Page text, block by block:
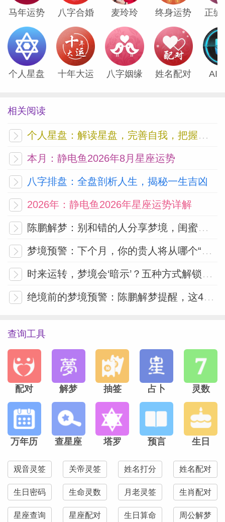
马年运势 八字合婚 麦玲玲 终身运势 正缘
个人星盘 十年大运 八字姻缘 姓名配对 AI
相关阅读
个人星盘：解读星盘，完善自我，把握未来
本月：静电鱼2026年8月星座运势
八字排盘：全盘剖析人生，揭秘一生吉凶
2026年：静电鱼2026年星座运势详解
陈鹏解梦：别和错的人分享梦境，闺蜜算“错的人”吗？
梦境预警：下个月，你的贵人将从哪个“时空坐标”降临？
时来运转，梦境会‘暗示’？五种方式解锁好运将至的信号
绝境前的梦境预警：陈鹏解梦提醒，这4类梦千万别忽视！
查询工具
配对 解梦 抽签 占卜 灵数
万年历 查星座 塔罗 预言 生日
观音灵签 关帝灵签 姓名打分 姓名配对
生日密码 生命灵数 月老灵签 生肖配对
星座查询 星座配对 生日算命 周公解梦